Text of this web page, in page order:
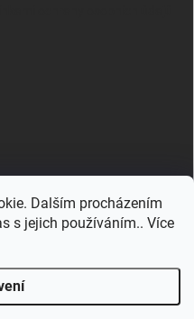
Dalším procházením
s jejich používáním.. Více